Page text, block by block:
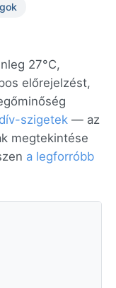
27°C,
előrejelzést,
szigetek — az
megtekintése
a legforróbb